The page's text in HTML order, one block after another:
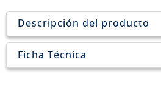
Descripción del producto
Ficha Técnica